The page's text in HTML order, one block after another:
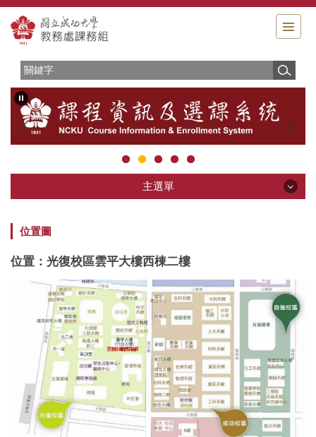
跳
到
主
區
主選單
服務簡介
相關法規
專長微學程
學位考試
服務學習
校課程委員會
位置圖
位置：光復校區雲平大樓西棟二樓